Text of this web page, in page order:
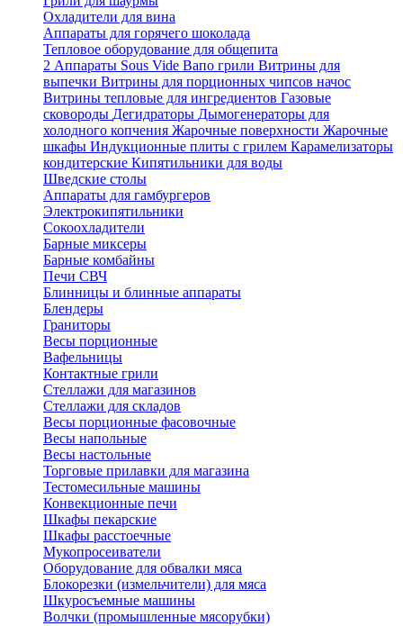
Охладители для вина
Аппараты для горячего шоколада
Тепловое оборудование для общепита
2 Аппараты Sous Vide Вапо грили Витрины для
выпечки Витрины для порционных чипсов начос
Витрины тепловые для ингредиентов Газовые
сковороды Дегидраторы Дымогенераторы для
холодного копчения Жарочные поверхности Жарочные
шкафы Индукционные плиты с грилем Карамелизаторы
кондитерские Кипятильники для воды
Шведские столы
Аппараты для гамбургеров
Электрокипятильники
Сокоохладители
Барные миксеры
Барные комбайны
Печи СВЧ
Блинницы и блинные аппараты
Блендеры
Граниторы
Весы порционные
Вафельницы
Контактные грили
Стеллажи для магазинов
Стеллажи для складов
Весы порционные фасовочные
Весы напольные
Весы настольные
Торговые прилавки для магазина
Тестомесильные машины
Конвекционные печи
Шкафы пекарские
Шкафы расстоечные
Мукопросеиватели
Оборудование для обвалки мяса
Блокорезки (измельчители) для мяса
Шкуросъемные машины
Волчки (промышленные мясорубки)